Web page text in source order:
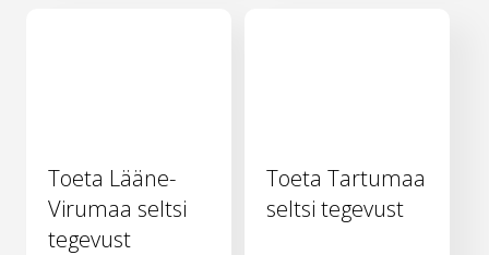
Toeta Lääne-
Virumaa seltsi
tegevust
Toeta Tartumaa
seltsi tegevust